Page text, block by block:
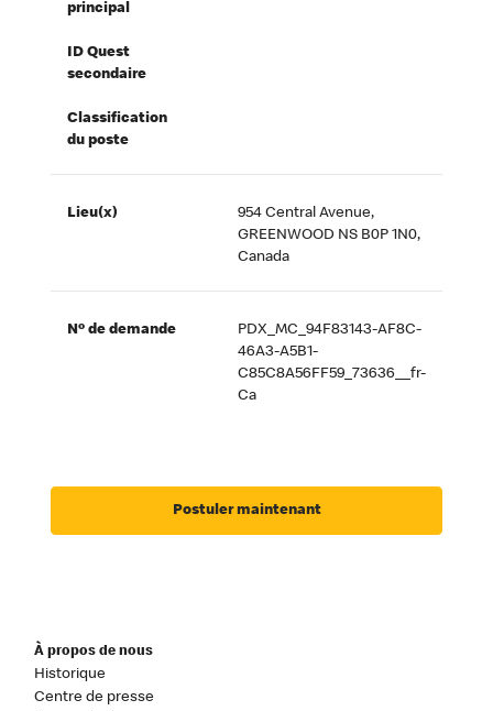
principal
ID Quest
secondaire
Classification
du poste
Lieu(x)
954 Central Avenue,
GREENWOOD NS B0P 1N0,
Canada
Nº de demande
PDX_MC_94F83143-AF8C-
46A3-A5B1-
C85C8A56FF59_73636__fr-
Ca
Postuler maintenant
À propos de nous
Historique
Centre de presse